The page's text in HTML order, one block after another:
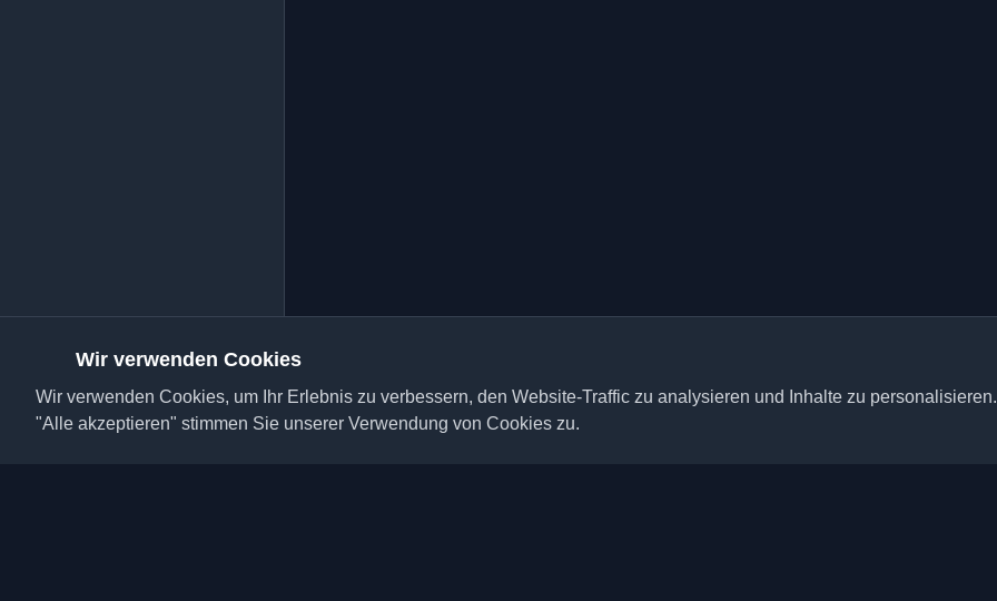
Wir verwenden Cookies
Wir verwenden Cookies, um Ihr Erlebnis zu verbessern, den Website-Traffic zu analysieren und Inhalte zu
"Alle akzeptieren" stimmen Sie unserer Verwendung von Cookies zu.